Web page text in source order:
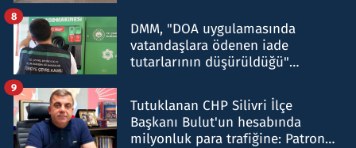
DMM, "DOA uygulamasında
vatandaşlara ödenen iade
tutarlarının düşürüldüğü"
8
Tutuklanan CHP Silivri İlçe
Başkanı Bulut'un hesabında
milyonluk para trafiğine: Patron
9